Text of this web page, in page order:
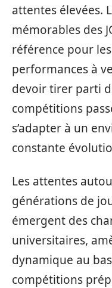
attentes élevées.
mémorables des
référence pour
performances à
devoir tirer parti
compétitions
s’adapter à un
constante
Les attentes
générations de
émergent des
universitaires,
dynamique au
compétitions